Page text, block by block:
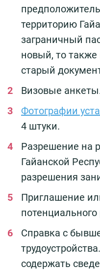
территорию
заграничный
новый, то также
старый
Визовые
Фотографии
4 штуки.
Разрешение на
Гайанской
разрешения
Приглашение
потенциального
Справка с
содержать